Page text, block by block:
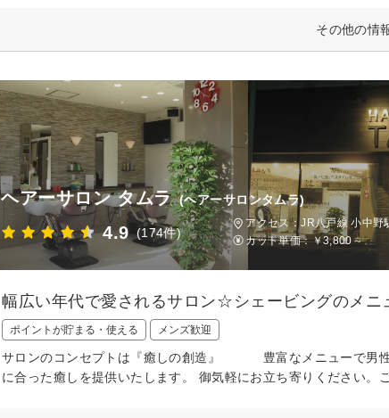
その他の情
ヘアーサロン タムラ (ヘアーサロンタムラ)
4.9 (174件)
アクセス：JR八戸線 小中野
カット単価：￥3,800～
幅広い年代で愛されるサロン☆シェービングのメニ
ポイントが貯まる・使える メンズ歓迎
サロンのコンセプトは『癒しの創造』 豊富なメニューで男性
に合った癒しを提供いたします。 御気軽にお立ち寄りください。